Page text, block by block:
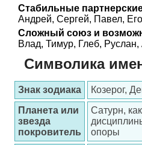
Стабильные
Андрей, Сергей, Павел,
Сложный союз и
Влад, Тимур, Глеб, Руслан,
Символика
Знак зодиака
Козерог,
Планета или
звезда
покровитель
Сатурн,
опоры